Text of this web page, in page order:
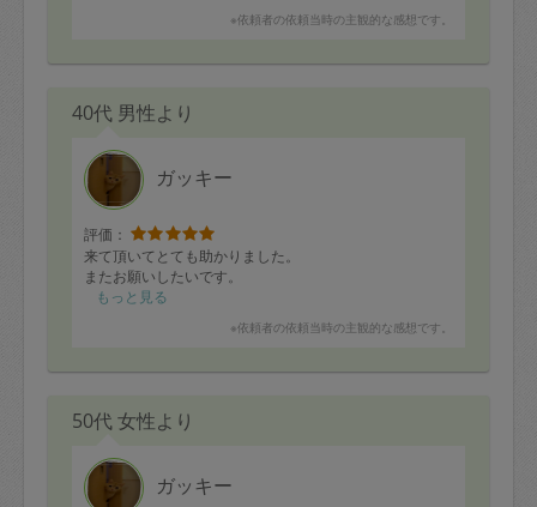
※依頼者の依頼当時の主観的な感想です。
40代 男性より
ガッキー
評価：
来て頂いてとても助かりました。
またお願いしたいです。
もっと見る
※依頼者の依頼当時の主観的な感想です。
50代 女性より
ガッキー